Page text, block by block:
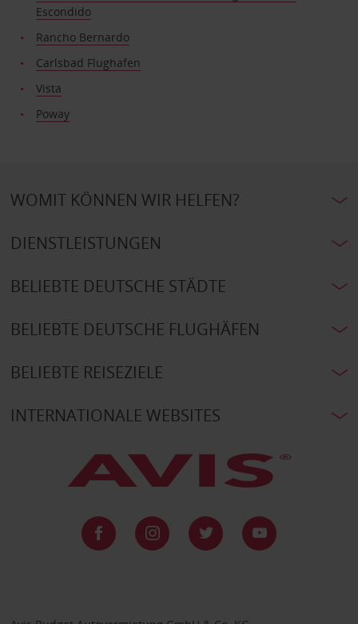
Escondido
Rancho Bernardo
Carlsbad Flughafen
Vista
Poway
WOMIT KÖNNEN WIR HELFEN?
DIENSTLEISTUNGEN
BELIEBTE DEUTSCHE STÄDTE
BELIEBTE DEUTSCHE FLUGHÄFEN
BELIEBTE REISEZIELE
INTERNATIONALE WEBSITES